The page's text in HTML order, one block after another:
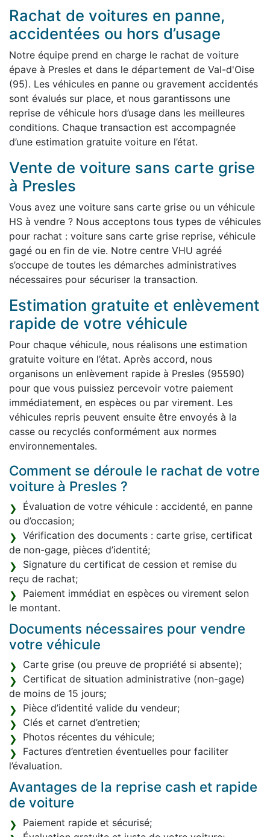
Rachat de voitures en panne,
accidentées ou hors d’usage
Notre équipe prend en charge le rachat de voiture
épave à Presles et dans le département de Val-d'Oise
(95). Les véhicules en panne ou gravement accidentés
sont évalués sur place, et nous garantissons une
reprise de véhicule hors d’usage dans les meilleures
conditions. Chaque transaction est accompagnée
d’une estimation gratuite voiture en l’état.
Vente de voiture sans carte grise
à Presles
Vous avez une voiture sans carte grise ou un véhicule
HS à vendre ? Nous acceptons tous types de véhicules
pour rachat : voiture sans carte grise reprise, véhicule
gagé ou en fin de vie. Notre centre VHU agréé
s’occupe de toutes les démarches administratives
nécessaires pour sécuriser la transaction.
Estimation gratuite et enlèvement
rapide de votre véhicule
Pour chaque véhicule, nous réalisons une estimation
gratuite voiture en l’état. Après accord, nous
organisons un enlèvement rapide à Presles (95590)
pour que vous puissiez percevoir votre paiement
immédiatement, en espèces ou par virement. Les
véhicules repris peuvent ensuite être envoyés à la
casse ou recyclés conformément aux normes
environnementales.
Comment se déroule le rachat de votre
voiture à Presles ?
Évaluation de votre véhicule : accidenté, en panne
ou d’occasion;
Vérification des documents : carte grise, certificat
de non-gage, pièces d’identité;
Signature du certificat de cession et remise du
reçu de rachat;
Paiement immédiat en espèces ou virement selon
le montant.
Documents nécessaires pour vendre
votre véhicule
Carte grise (ou preuve de propriété si absente);
Certificat de situation administrative (non-gage)
de moins de 15 jours;
Pièce d’identité valide du vendeur;
Clés et carnet d’entretien;
Photos récentes du véhicule;
Factures d’entretien éventuelles pour faciliter
l’évaluation.
Avantages de la reprise cash et rapide
de voiture
Paiement rapide et sécurisé;